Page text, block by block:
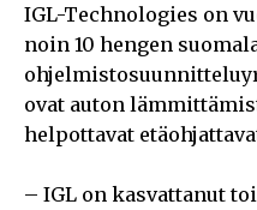
IGL-Technologies on
noin 10 hengen
ovat auton
helpottavat
– IGL on kasvattanut